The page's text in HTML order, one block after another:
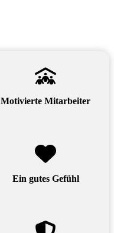
Motivierte Mitarbeiter
Ein gutes Gefühl